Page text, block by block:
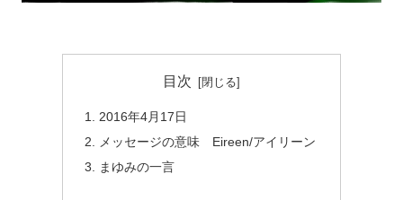
目次
2016年4月17日
メッセージの意味 Eireen/アイリーン
まゆみの一言